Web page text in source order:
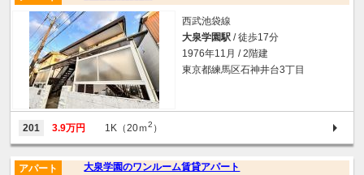
西武池袋線
大泉学園駅 / 徒歩17分
1976年11月 / 2階建
東京都練馬区石神井台3丁目
201 3.9万円 1K（20ｍ2 ）
大泉学園のワンルーム賃貸アパート
アパート